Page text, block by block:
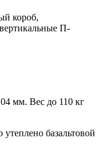
короб,
П-
мм. Вес до 110 кг
базальтовой